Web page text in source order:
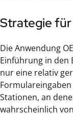
Strategie
Die Anwendung
Einführung in den
nur eine relativ
Stationen, an
wahrscheinlich